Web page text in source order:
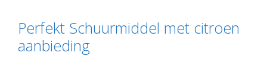
Perfekt Schuurmiddel met citroen
aanbieding